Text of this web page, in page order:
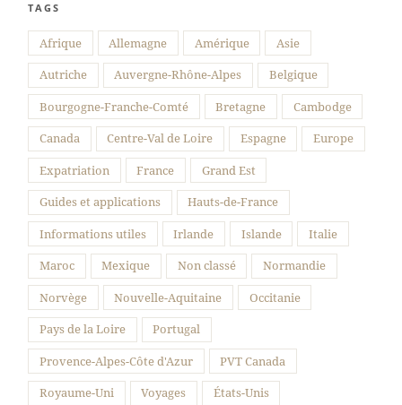
TAGS
Afrique Allemagne Amérique Asie
Autriche Auvergne-Rhône-Alpes Belgique
Bourgogne-Franche-Comté Bretagne Cambodge
Canada Centre-Val de Loire Espagne Europe
Expatriation France Grand Est
Guides et applications Hauts-de-France
Informations utiles Irlande Islande Italie
Maroc Mexique Non classé Normandie
Norvège Nouvelle-Aquitaine Occitanie
Pays de la Loire Portugal
Provence-Alpes-Côte d'Azur PVT Canada
Royaume-Uni Voyages États-Unis